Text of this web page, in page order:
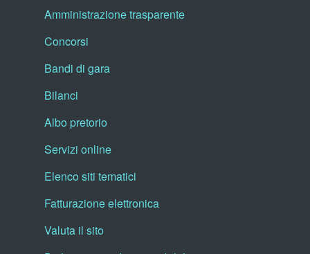
Amministrazione trasparente
Concorsi
Bandi di gara
Bilanci
Albo pretorio
Servizi online
Elenco siti tematici
Fatturazione elettronica
Valuta il sito